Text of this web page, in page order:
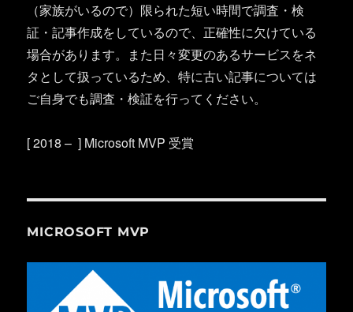
（家族がいるので）限られた短い時間で調査・検
証・記事作成をしているので、正確性に欠けている
場合があります。また日々変更のあるサービスをネ
タとして扱っているため、特に古い記事については
ご自身でも調査・検証を行ってください。
[ 2018 – ] Microsoft MVP 受賞
MICROSOFT MVP